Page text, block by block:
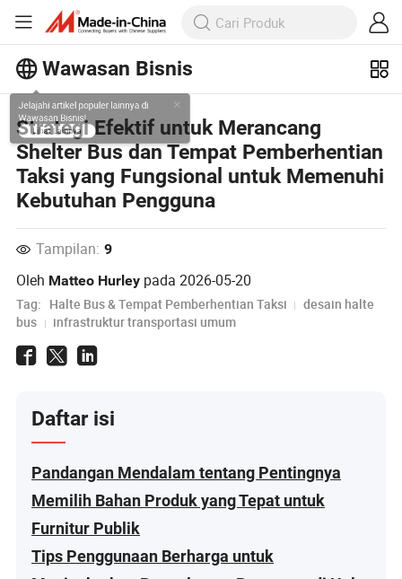
Wawasan Bisnis
Jelajahi artikel populer lainnya di
Wawasan Bisnis!
Lihat Lainnya
Strategi Efektif untuk Merancang
Shelter Bus dan Tempat Pemberhentian
Taksi yang Fungsional untuk Memenuhi
Kebutuhan Pengguna
Tampilan: 9
Oleh Matteo Hurley pada2026-05-20
Tag: Halte Bus & Tempat Pemberhentian Taksi
desain halte
bus
infrastruktur transportasi umum
Daftar isi
Pandangan Mendalam tentang Pentingnya
Memilih Bahan Produk yang Tepat untuk
Furnitur Publik
Tips Penggunaan Berharga untuk